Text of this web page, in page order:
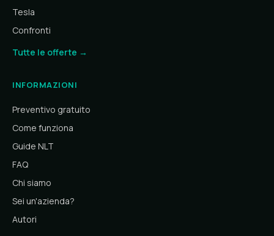
Tesla
Confronti
Tutte le offerte →
INFORMAZIONI
Preventivo gratuito
Come funziona
Guide NLT
FAQ
Chi siamo
Sei un'azienda?
Autori